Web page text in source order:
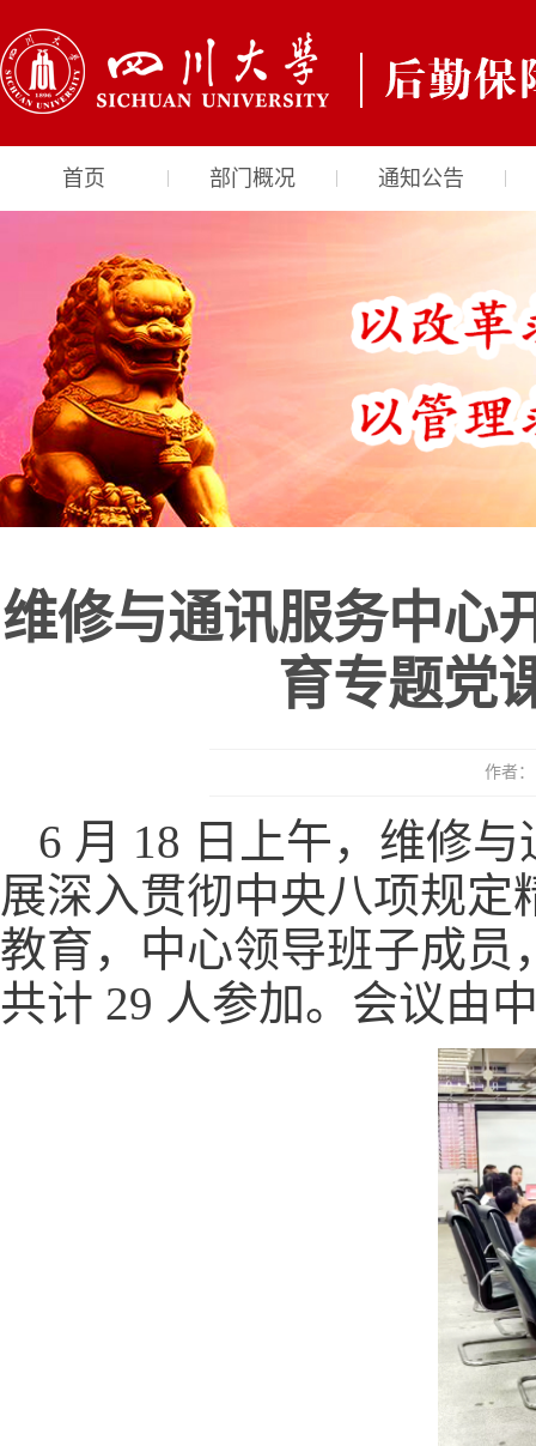
首页 部门概况 通知公告
维修与通讯服务中心
育专题党
作者
6 月 18 日上午，维修
展深入贯彻中央八项规
教育，中心领导班子成员
共计 29 人参加。会议由